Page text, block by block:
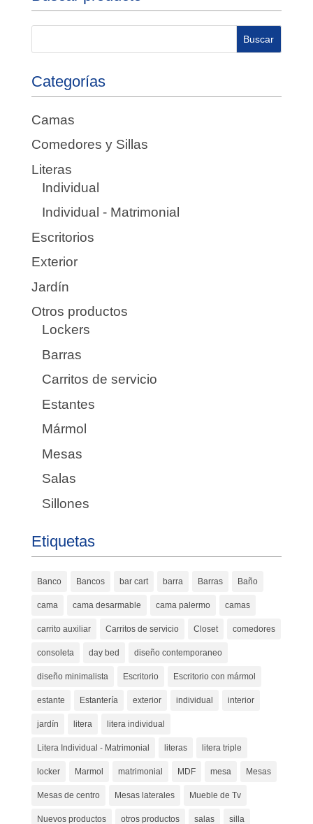
Categorías
Camas
Comedores y Sillas
Literas
Individual
Individual - Matrimonial
Escritorios
Exterior
Jardín
Otros productos
Lockers
Barras
Carritos de servicio
Estantes
Mármol
Mesas
Salas
Sillones
Etiquetas
Banco Bancos bar cart barra Barras Baño
cama cama desarmable cama palermo camas
carrito auxiliar Carritos de servicio Closet comedores
consoleta day bed diseño contemporaneo
diseño minimalista Escritorio Escritorio con mármol
estante Estantería exterior individual interior
jardín litera litera individual
Litera Individual - Matrimonial literas litera triple
locker Marmol matrimonial MDF mesa Mesas
Mesas de centro Mesas laterales Mueble de Tv
Nuevos productos otros productos salas silla